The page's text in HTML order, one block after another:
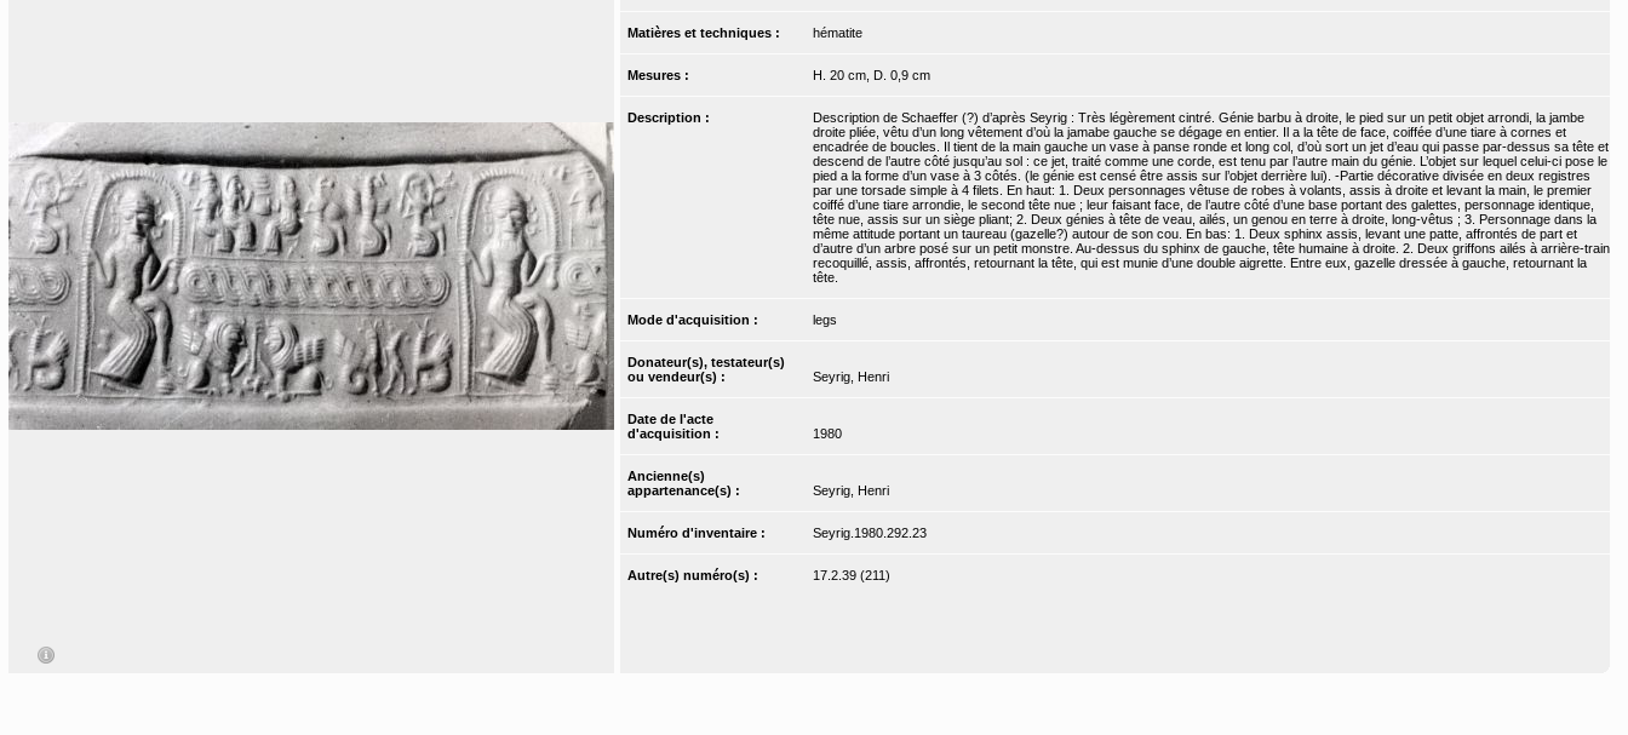
Matières et techniques : hématite
Mesures : H. 20 cm, D. 0,9 cm
Description :
Description de Schaeffer (?) d’après Seyrig : Très légèrement cintré. Génie barbu à droite, le pied sur un petit objet arrondi, la jambe
droite pliée, vêtu d’un long vêtement d’où la jamabe gauche se dégage en entier. Il a la tête de face, coiffée d’une tiare à cornes et
encadrée de boucles. Il tient de la main gauche un vase à panse ronde et long col, d’où sort un jet d’eau qui passe par-dessus sa tête et
descend de l’autre côté jusqu’au sol : ce jet, traité comme une corde, est tenu par l’autre main du génie. L’objet sur lequel celui-ci pose le
pied a la forme d’un vase à 3 côtés. (le génie est censé être assis sur l’objet derrière lui). -Partie décorative divisée en deux registres
par une torsade simple à 4 filets. En haut: 1. Deux personnages vêtuse de robes à volants, assis à droite et levant la main, le premier
coiffé d’une tiare arrondie, le second tête nue ; leur faisant face, de l’autre côté d’une base portant des galettes, personnage identique,
tête nue, assis sur un siège pliant; 2. Deux génies à tête de veau, ailés, un genou en terre à droite, long-vêtus ; 3. Personnage dans la
même attitude portant un taureau (gazelle?) autour de son cou. En bas: 1. Deux sphinx assis, levant une patte, affrontés de part et
d’autre d’un arbre posé sur un petit monstre. Au-dessus du sphinx de gauche, tête humaine à droite. 2. Deux griffons ailés à arrière-train
recoquillé, assis, affrontés, retournant la tête, qui est munie d’une double aigrette. Entre eux, gazelle dressée à gauche, retournant la
tête.
Mode d'acquisition : legs
Donateur(s), testateur(s)
ou vendeur(s) :
Seyrig, Henri
Date de l'acte
d'acquisition :
1980
Ancienne(s)
appartenance(s) :
Seyrig, Henri
Numéro d'inventaire : Seyrig.1980.292.23
Autre(s) numéro(s) : 17.2.39 (211)